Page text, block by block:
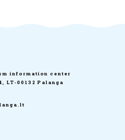
information center
LT-00132 Palanga